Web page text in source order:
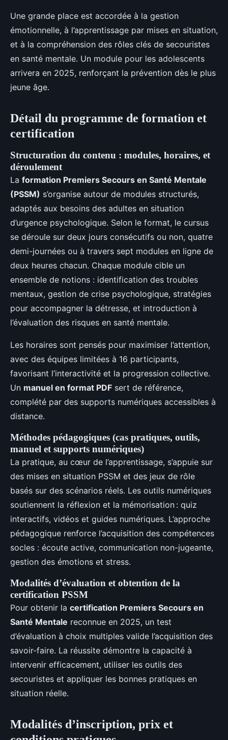
Une grande place est accordée à la gestion
émotionnelle, à l’apprentissage par mises en situation,
et à la compréhension des rôles clés de secouristes
en santé mentale. Un module pour les adolescents
arrivera en 2025, renforçant la prévention dès le plus
jeune âge.
Détail du programme de formation et
certification
Structuration du contenu : modules, horaires, et
déroulement
La formation Premiers Secours en Santé Mentale
(PSSM) s’organise autour de modules structurés,
adaptés aux besoins des adultes en situation
d’urgence psychologique. Selon le format, le cursus
se déroule sur deux jours consécutifs ou non, quatre
demi-journées ou à travers sept modules en ligne de
deux heures chacun. Chaque module cible un
ensemble de notions : identification des troubles
mentaux, gestion de crise psychologique, stratégies
pour accompagner la détresse, et introduction à
l’évaluation des risques en santé mentale.
Les horaires sont pensés pour maximiser l’attention,
avec des équipes limitées à 16 participants,
favorisant l’interactivité et la progression collective.
Un manuel en format PDF sert de référence,
complété par des supports numériques accessibles à
distance.
Méthodes pédagogiques (cas pratiques, outils,
manuel et supports numériques)
La pratique, au cœur de l’apprentissage, s’appuie sur
des mises en situation PSSM et des jeux de rôle
basés sur des scénarios réels. Les outils numériques
soutiennent la réflexion et la mémorisation : quiz
interactifs, vidéos et guides numériques. L’approche
pédagogique renforce l’acquisition des compétences
socles : écoute active, communication non-jugeante,
gestion des émotions et stress.
Modalités d’évaluation et obtention de la
certification PSSM
Pour obtenir la certification Premiers Secours en
Santé Mentale reconnue en 2025, un test
d’évaluation à choix multiples valide l’acquisition des
savoir-faire. La réussite démontre la capacité à
intervenir efficacement, utiliser les outils des
secouristes et appliquer les bonnes pratiques en
situation réelle.
Modalités d’inscription, prix et